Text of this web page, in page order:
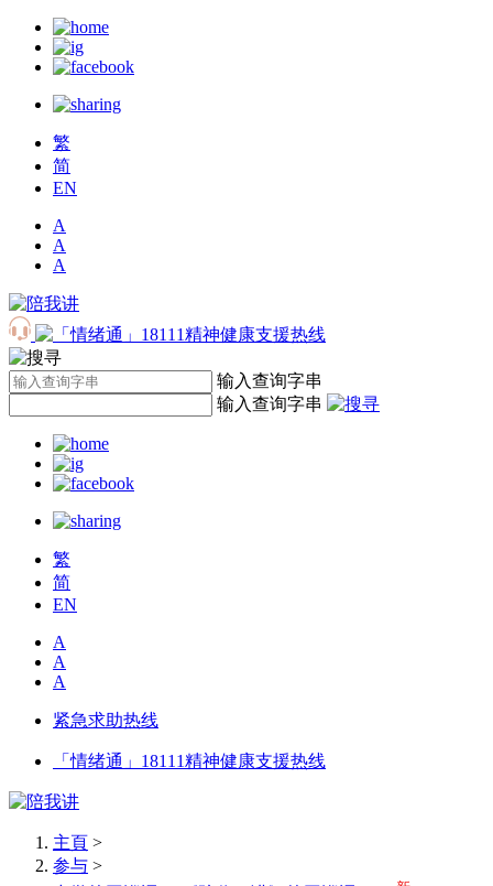
繁
简
EN
A
A
A
输入查询字串
输入查询字串
繁
简
EN
A
A
A
紧急求助热线
「情绪通」18111精神健康支援热线
主頁 >
参与 >